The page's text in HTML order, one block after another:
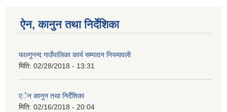
ऐन, कानुन तथा निर्देशिका
फाल्गुनन्द गाउँपालिका कार्य सम्पादन नियमावली
मिति: 02/28/2018 - 13:31
एेन कानुन तथा निर्देशिका
मिति: 02/16/2018 - 20:04